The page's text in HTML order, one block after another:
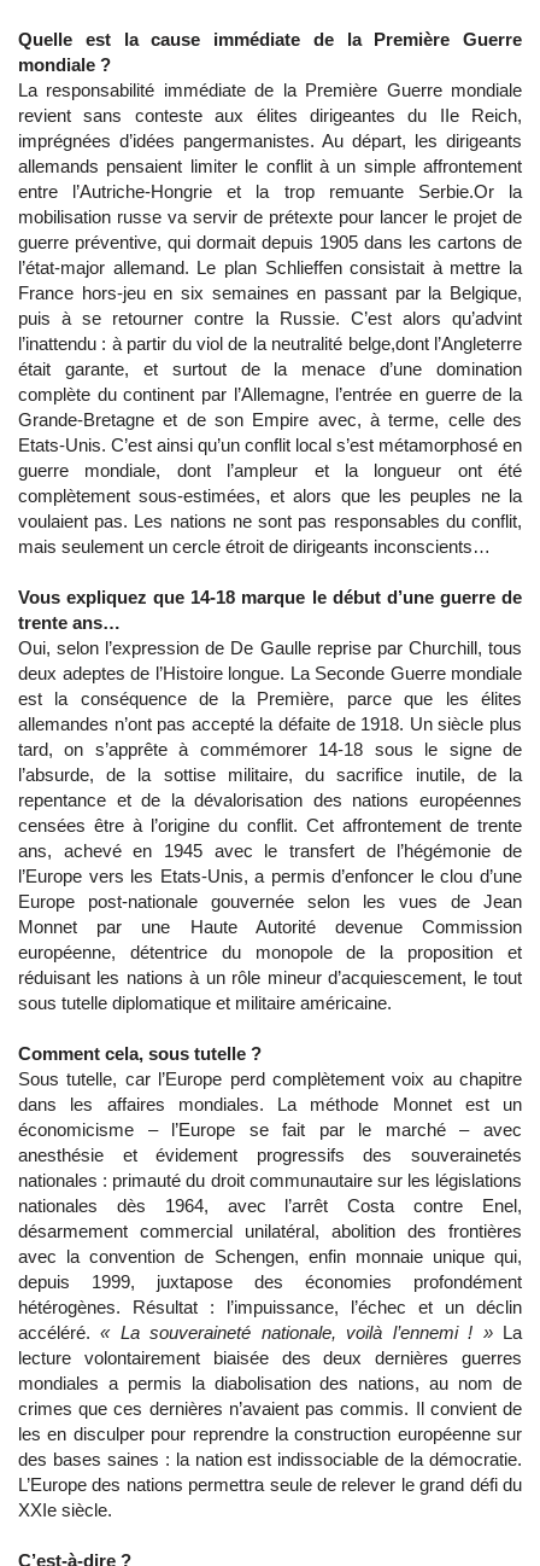
Quelle est la cause immédiate de la Première Guerre
mondiale ?
La responsabilité immédiate de la Première Guerre mondiale
revient sans conteste aux élites dirigeantes du IIe Reich,
imprégnées d’idées pangermanistes. Au départ, les dirigeants
allemands pensaient limiter le conflit à un simple affrontement
entre l’Autriche-Hongrie et la trop remuante Serbie.Or la
mobilisation russe va servir de prétexte pour lancer le projet de
guerre préventive, qui dormait depuis 1905 dans les cartons de
l’état-major allemand. Le plan Schlieffen consistait à mettre la
France hors-jeu en six semaines en passant par la Belgique,
puis à se retourner contre la Russie. C’est alors qu’advint
l’inattendu : à partir du viol de la neutralité belge,dont l’Angleterre
était garante, et surtout de la menace d’une domination
complète du continent par l’Allemagne, l’entrée en guerre de la
Grande-Bretagne et de son Empire avec, à terme, celle des
Etats-Unis. C’est ainsi qu’un conflit local s’est métamorphosé en
guerre mondiale, dont l’ampleur et la longueur ont été
complètement sous-estimées, et alors que les peuples ne la
voulaient pas. Les nations ne sont pas responsables du conflit,
mais seulement un cercle étroit de dirigeants inconscients…
Vous expliquez que 14-18 marque le début d’une guerre de
trente ans…
Oui, selon l’expression de De Gaulle reprise par Churchill, tous
deux adeptes de l’Histoire longue. La Seconde Guerre mondiale
est la conséquence de la Première, parce que les élites
allemandes n’ont pas accepté la défaite de 1918. Un siècle plus
tard, on s’apprête à commémorer 14-18 sous le signe de
l’absurde, de la sottise militaire, du sacrifice inutile, de la
repentance et de la dévalorisation des nations européennes
censées être à l’origine du conflit. Cet affrontement de trente
ans, achevé en 1945 avec le transfert de l’hégémonie de
l’Europe vers les Etats-Unis, a permis d’enfoncer le clou d’une
Europe post-nationale gouvernée selon les vues de Jean
Monnet par une Haute Autorité devenue Commission
européenne, détentrice du monopole de la proposition et
réduisant les nations à un rôle mineur d’acquiescement, le tout
sous tutelle diplomatique et militaire américaine.
Comment cela, sous tutelle ?
Sous tutelle, car l’Europe perd complètement voix au chapitre
dans les affaires mondiales. La méthode Monnet est un
économicisme – l’Europe se fait par le marché – avec
anesthésie et évidement progressifs des souverainetés
nationales : primauté du droit communautaire sur les législations
nationales dès 1964, avec l’arrêt Costa contre Enel,
désarmement commercial unilatéral, abolition des frontières
avec la convention de Schengen, enfin monnaie unique qui,
depuis 1999, juxtapose des économies profondément
hétérogènes. Résultat : l’impuissance, l’échec et un déclin
accéléré.« La souveraineté nationale, voilà l’ennemi ! »La
lecture volontairement biaisée des deux dernières guerres
mondiales a permis la diabolisation des nations, au nom de
crimes que ces dernières n’avaient pas commis. Il convient de
les en disculper pour reprendre la construction européenne sur
des bases saines : la nation est indissociable de la démocratie.
L’Europe des nations permettra seule de relever le grand défi du
XXIe siècle.
C’est-à-dire ?